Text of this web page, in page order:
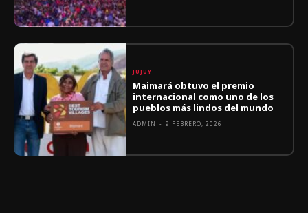
JUJUY
Maimará obtuvo el premio
internacional como uno de los
pueblos más lindos del mundo
ADMIN - 9 FEBRERO, 2026